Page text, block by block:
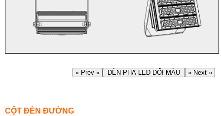
« Prev « ĐÈN PHA LED ĐỔI MÀU » Next »
CỘT ĐÈN ĐƯỜNG